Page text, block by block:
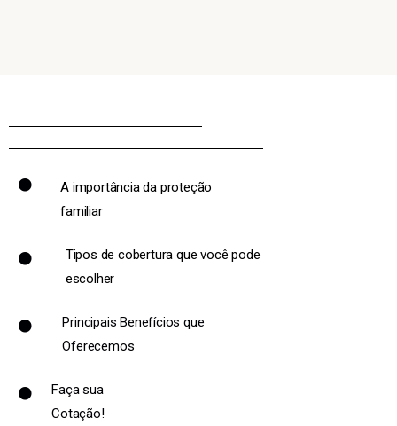
A importância da proteção
familiar
Tipos de cobertura que você pode
escolher
Principais Benefícios que
Oferecemos
Faça sua
Cotação!